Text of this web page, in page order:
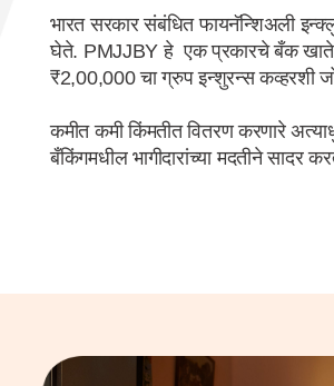
भारत सरकार संबंधित फायनॅन्शिअली
घेते. PMJJBY हे एक प्रकारचे बँक खाते
₹2,00,000 चा ग्रुप इन्शुरन्स कव्हरशी
कमीत कमी किंमतीत वितरण करणारे
बँकिंगमधील भागीदारांच्या मदतीने सादर